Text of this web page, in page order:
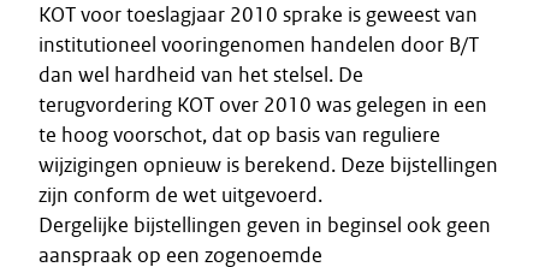
KOT voor toeslagjaar 2010 sprake is geweest van
institutioneel vooringenomen handelen door B/T
dan wel hardheid van het stelsel. De
terugvordering KOT over 2010 was gelegen in een
te hoog voorschot, dat op basis van reguliere
wijzigingen opnieuw is berekend. Deze bijstellingen
zijn conform de wet uitgevoerd.
Dergelijke bijstellingen geven in beginsel ook geen
aanspraak op een zogenoemde